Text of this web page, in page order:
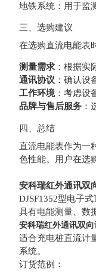
地铁系统：用于监
三、选购建议
在选购直流电能表
测量需求 ：根据实
通讯协议 ：确认设
工作环境：考虑设
品牌与售后服务 ：
四、总结
直流电能表作为一
色性能。用户在选
安科瑞红外通讯双
DJSF1352型电子
具有电能测量、数
安科瑞红外通讯双
适合充电桩直流计
系统。
订货范例：